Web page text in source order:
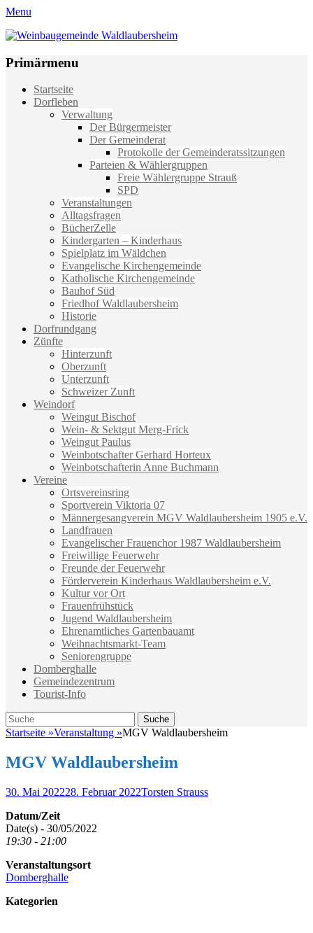
Menu
Weinbaugemeinde Waldlaubersheim
Primärmenu
Weiter
zum
Startseite
Dorfleben
Verwaltung
Der Bürgermeister
Der Gemeinderat
Protokolle der Gemeinderatssitzungen
Parteien & Wählergruppen
Freie Wählergruppe Strauß
SPD
Veranstaltungen
Alltagsfragen
BücherZelle
Kindergarten – Kinderhaus
Spielplatz im Wäldchen
Evangelische Kirchengemeinde
Katholische Kirchengemeinde
Bauhof Süd
Friedhof Waldlaubersheim
Historie
Dorfrundgang
Zünfte
Hinterzunft
Oberzunft
Unterzunft
Schweizer Zunft
Weindorf
Weingut Bischof
Wein- & Sektgut Merg-Frick
Weingut Paulus
Weinbotschafter Gerhard Horteux
Weinbotschafterin Anne Buchmann
Vereine
Ortsvereinsring
Sportverein Viktoria 07
Männergesangverein MGV Waldlaubersheim 1905 e.V.
Landfrauen
Evangelischer Frauenchor 1987 Waldlaubersheim
Freiwillige Feuerwehr
Freunde der Feuerwehr
Förderverein Kinderhaus Waldlaubersheim e.V.
Kultur vor Ort
Frauenfrühstück
Jugend Waldlaubersheim
Ehrenamtliches Gartenbauamt
Weihnachtsmarkt-Team
Seniorengruppe
Domberghalle
Gemeindezentrum
Tourist-Info
Suche
Suche
nach:
Startseite »Veranstaltung »MGV Waldlaubersheim
MGV Waldlaubersheim
Veröffentlicht
30. Mai 202228. Februar 2022Autor
Torsten Strauss
Datum/Zeit
Date(s) - 30/05/2022
19:30 - 21:00
Veranstaltungsort
Domberghalle
Kategorien